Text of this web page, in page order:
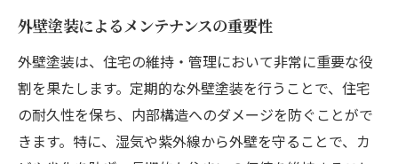
外壁塗装が静かな住環境を提供する理由
静音性を高める塗装技術
外壁塗装で実現する静かな住まい
外部騒音を軽減するための塗装選び
外壁塗装によるメンテナンスの重要性
外壁塗装は、住宅の維持・管理において非常に重要な役
割を果たします。定期的な外壁塗装を行うことで、住宅
の耐久性を保ち、内部構造へのダメージを防ぐことがで
きます。特に、湿気や紫外線から外壁を守ることで、カ